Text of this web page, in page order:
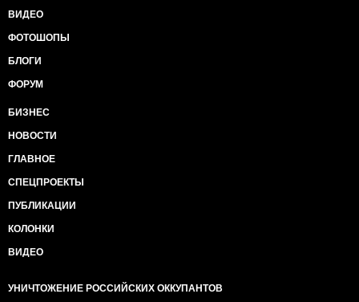
ВИДЕО
ФОТОШОПЫ
БЛОГИ
ФОРУМ
БИЗНЕС
НОВОСТИ
ГЛАВНОЕ
СПЕЦПРОЕКТЫ
ПУБЛИКАЦИИ
КОЛОНКИ
ВИДЕО
УНИЧТОЖЕНИЕ РОССИЙСКИХ ОККУПАНТОВ